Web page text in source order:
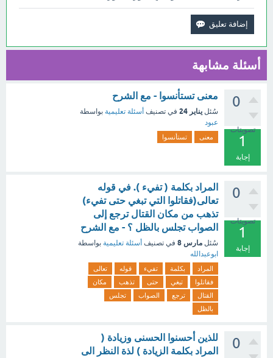
أسئلة مشابهة
0
تصويتات
1
إجابة
معنى تستأنسوا - مع الشرح
سُئل يناير 24 في تصنيف أسئلة تعليمية بواسطة
عبود
معنى تستأنسوا
0
تصويتات
1
إجابة
المراد بكلمة ( تفيء ). في قوله
تعالى(فقاتلوا التي تبغي حتى تفيء)
تذهب من مكان القتال ترجع إلى
الصواب تجلس بالظل ؟ - مع الشرح
سُئل مارس 8 في تصنيف أسئلة تعليمية بواسطة
ابوعبدالله
المراد بكلمة تفيء قوله
تعالى
فقاتلوا
تبغي حتى تذهب
مكان
القتال
ترجع الصواب
تجلس
بالظل
0
للذين أحسنوا الحسنى وزيادة (
المراد بكلمة الزيادة ) لذة النظر الى